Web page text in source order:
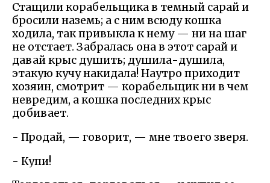
Стащили корабельщика в темный сарай и
бросили наземь; а с ним всюду кошка
ходила, так привыкла к нему — ни на шаг
не отстает. Забралась она в этот сарай и
давай крыс душить; душила-душила,
этакую кучу накидала! Наутро приходит
хозяин, смотрит — корабельщик ни в чем
невредим, а кошка последних крыс
добивает.
- Продай, — говорит, — мне твоего зверя.
- Купи!